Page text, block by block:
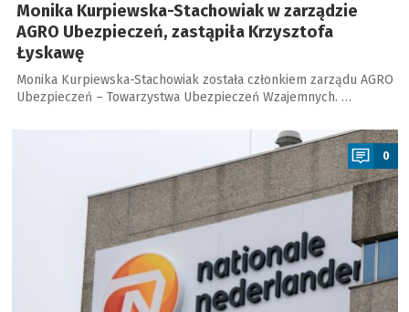
Monika Kurpiewska-Stachowiak w zarządzie
AGRO Ubezpieczeń, zastąpiła Krzysztofa
Łyskawę
Monika Kurpiewska-Stachowiak została członkiem zarządu AGRO
Ubezpieczeń – Towarzystwa Ubezpieczeń Wzajemnych. …
0